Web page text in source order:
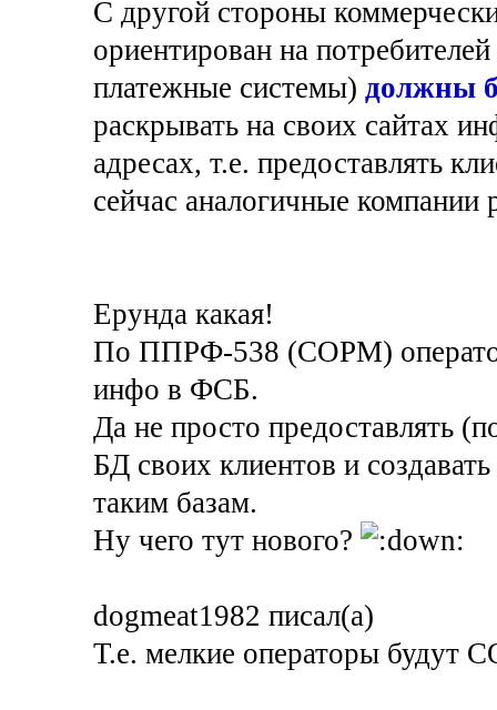
С другой стороны
ориентирован на
платежные системы) должны
раскрывать на своих сайтах
адресах, т.е. предоставлять
сейчас аналогичные компании
Ерунда какая!
По ППРФ-538 (СОРМ)
инфо в ФСБ.
Да не просто предоставлять
БД своих клиентов и
таким базам.
Ну чего тут нового?
dogmeat1982 писал(а)
Т.е. мелкие операторы будут